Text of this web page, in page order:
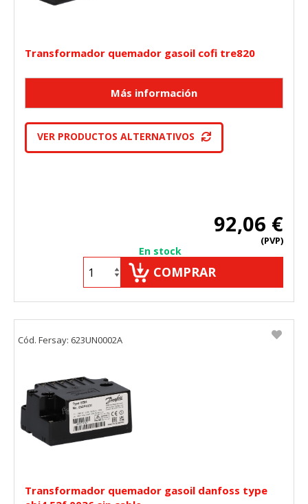
Transformador quemador gasoil cofi tre820
VER PRODUCTOS ALTERNATIVOS
92,06 €
(PVP)
En stock
COMPRAR
Transformador quemador gasoil danfoss type
Cód. Fersay: 623UN0002A